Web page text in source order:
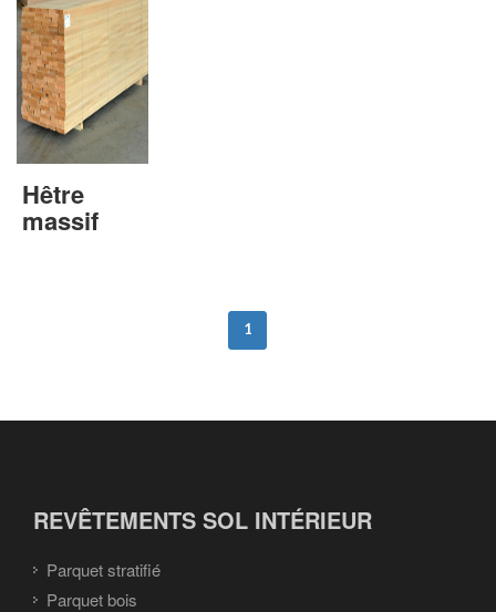
Hêtre
massif
1
REVÊTEMENTS SOL INTÉRIEUR
Parquet stratifié
Parquet bois